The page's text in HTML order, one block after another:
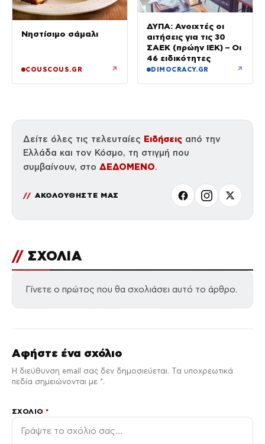
Νηστίσιμο σάμαλι
COUSCOUS.GR ↗
ΔΥΠΑ: Ανοιχτές οι
αιτήσεις για τις 30
ΣΑΕΚ (πρώην ΙΕΚ) – Οι
46 ειδικότητες
DIMOCRACY.GR ↗
Δείτε όλες τις τελευταίες Ειδήσεις από την
Ελλάδα και τον Κόσμο, τη στιγμή που
συμβαίνουν, στο ΔΕΔΟΜΕΝΟ.
ΑΚΟΛΟΥΘΗΣΤΕ ΜΑΣ
// ΣΧΟΛΙΑ
Γίνετε ο πρώτος που θα σχολιάσει αυτό το άρθρο.
Αφήστε ένα σχόλιο
Η διεύθυνση email σας δεν δημοσιεύεται. Τα υποχρεωτικά
πεδία σημειώνονται με *.
ΣΧΌΛΙΟ*